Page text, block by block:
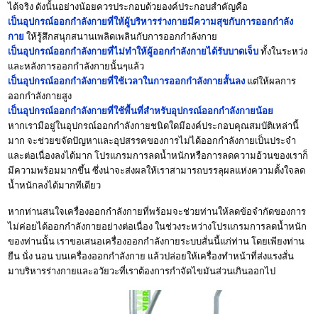
ได้จริง ดังนั้นอย่างน้อยควรประกอบด้วยองค์ประกอบสำคัญคือ
เป็นอุปกรณ์ออกกำลังกายที่ให้ผู้บริหารร่างกายมีความสุขกับการออกกำลัง
กาย ให้รู้สึกสนุกสนานเพลิดเพลินกับการออกกำลังกาย
เป็นอุปกรณ์ออกกำลังกายที่ไม่ทำให้ผู้ออกกำลังกายได้รับบาดเจ็บ ทั้งในระหว่ง
และหลังการออกกำลังกายนั้นๆแล้ว
เป็นอุปกรณ์ออกกำลังกายที่ใช้เวลาในการออกกำลังกายสั้นลง แต่ให้ผลการ
ออกกำลังกายสูง
เป็นอุปกรณ์ออกกำลังกายที่ใช้พื้นที่สำหรับอุปกรณ์ออกกำลังกายน้อย
หากเรามีอยู่ในอุปกรณ์ออกกำลังกายชนิดใดมีองค์ประกอบคุณสมบัติเหล่านี้
มาก จะช่วยขจัดปัญหาและอุปสรรคของการไม่ได้ออกกำลังกายเป็นประจำ
และต่อเนื่องลงได้มาก โปรแกรมการลดน้ำหนักหรือการลดความอ้วนของเราก็
มีความพร้อมมากขึ้น ซึ่งน่าจะส่งผลให้เราสามารถบรรลุผลแห่งความตั้งใจลด
น้ำหนักลงได้มากทีเดียว
หากท่านสนใจเครื่องออกกำลังกายที่พร้อมจะช่วยท่านให้ลดข้อจำกัดของการ
ไม่ค่อยได้ออกกำลังกายอย่างต่อเนื่อง ในช่วงระหว่างโปรแกรมการลดน้ำหนัก
ของท่านนั้น เราขอเสนอเครื่องออกกำลังกายระบบสั่นนี้แก่ท่าน โดยเพียงท่าน
ยืน นั่ง นอน บนเครื่องออกกำลังกาย แล้วปล่อยให้เครื่องทำหน้าที่ส่งแรงสั่น
มาบริหารร่างกายและอวัยวะที่เราต้องการกำจัดไขมันส่วนเกินออกไป